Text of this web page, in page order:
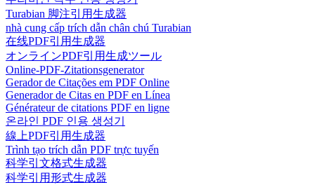
Turabian 脚注引用生成器
nhà cung cấp trích dẫn chân chú Turabian
在线PDF引用生成器
オンラインPDF引用生成ツール
Online-PDF-Zitationsgenerator
Gerador de Citações em PDF Online
Generador de Citas en PDF en Línea
Générateur de citations PDF en ligne
온라인 PDF 인용 생성기
線上PDF引用生成器
Trình tạo trích dẫn PDF trực tuyến
科学引文格式生成器
科学引用形式生成器